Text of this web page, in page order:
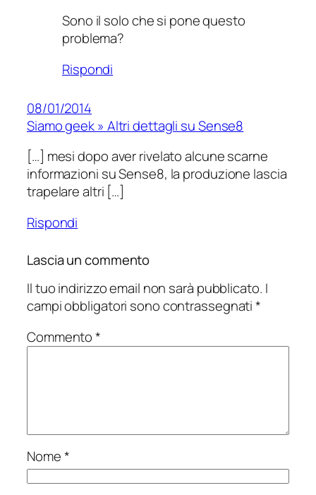
Sono il solo che si pone questo
problema?
Rispondi
08/01/2014
Siamo geek » Altri dettagli su Sense8
[…] mesi dopo aver rivelato alcune scarne
informazioni su Sense8, la produzione lascia
trapelare altri […]
Rispondi
Lascia un commento
Il tuo indirizzo email non sarà pubblicato. I
campi obbligatori sono contrassegnati*
Commento*
Nome*